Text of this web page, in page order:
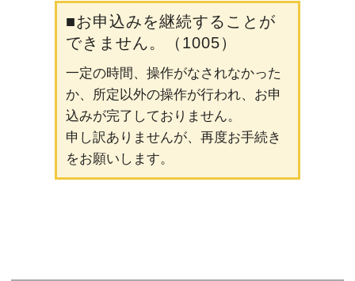
■お申込みを継続することが
できません。（1005）
一定の時間、操作がなされなかった
か、所定以外の操作が行われ、お申
込みが完了しておりません。
申し訳ありませんが、再度お手続き
をお願いします。